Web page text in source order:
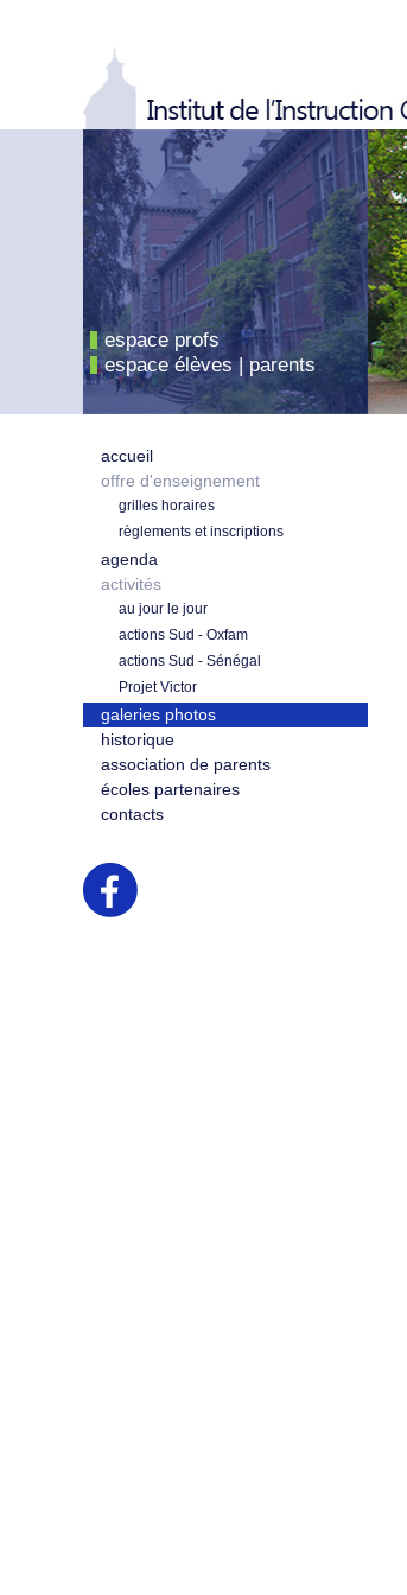
espace profs
espace élèves | parents
accueil
offre d'enseignement
grilles horaires
règlements et inscriptions
agenda
activités
au jour le jour
actions Sud - Oxfam
actions Sud - Sénégal
Projet Victor
galeries photos
historique
association de parents
écoles partenaires
contacts